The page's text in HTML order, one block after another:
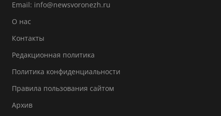
Email: info@newsvoronezh.ru
О нас
Контакты
Редакционная политика
Политика конфиденциальности
Правила пользования сайтом
Архив